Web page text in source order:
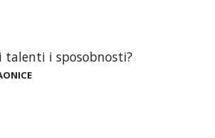
talenti i sposobnosti?